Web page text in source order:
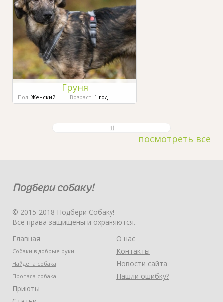
Груня
Пол: Женский Возраст: 1 год
посмотреть все
© 2015-2018 Подбери Собаку!
Все права защищены и охраняются.
Главная
Собаки в добрые руки
Найдена собака
Пропала собака
Приюты
О нас
Контакты
Новости сайта
Нашли ошибку?